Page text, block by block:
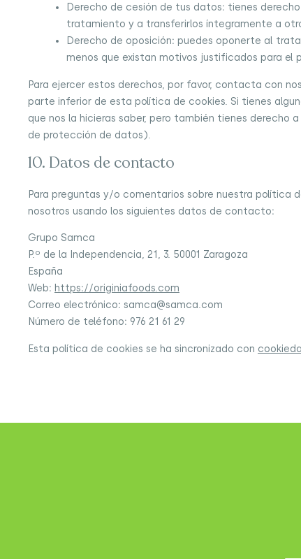
Derecho de cesión de tus datos: tienes
tratamiento y a transferirlos íntegramente a
Derecho de oposición: puedes oponerte al
menos que existan motivos justificados para el
Para ejercer estos derechos, por favor, contacta con
parte inferior de esta política de cookies. Si tienes
que nos la hicieras saber, pero también tienes derecho
de protección de datos).
10. Datos de contacto
Para preguntas y/o comentarios sobre nuestra
nosotros usando los siguientes datos de contacto:
Grupo Samca
P.º de la Independencia, 21, 3. 50001 Zaragoza
España
Web: https://originiafoods.com
Correo electrónico: samca@samca.com
Número de teléfono: 976 21 61 29
Esta política de cookies se ha sincronizado con